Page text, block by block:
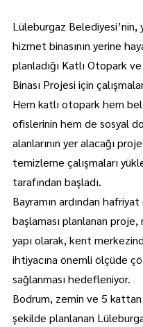
Lüleburgaz Belediyesi’nin,
hizmet binasının yerine
planladığı Katlı Otopark
Binası Projesi için
Hem katlı otopark hem
ofislerinin hem de sosyal
alanlarının yer alacağı
temizleme çalışmaları
tarafından başladı.
Bayramın ardından hafriyat
başlaması planlanan
yapı olarak, kent
ihtiyacına önemli ölçüde
sağlanması hedefleniyor.
Bodrum, zemin ve 5
şekilde planlanan